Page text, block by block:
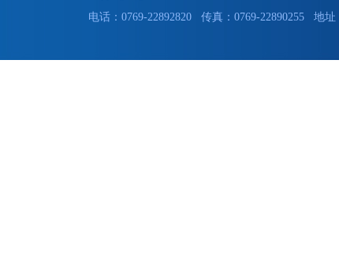
电话：0769-22892820 传真：0769-22890255 地